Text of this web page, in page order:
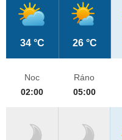
34 °C 26 °C
Noc
02:00
Ráno
05:00